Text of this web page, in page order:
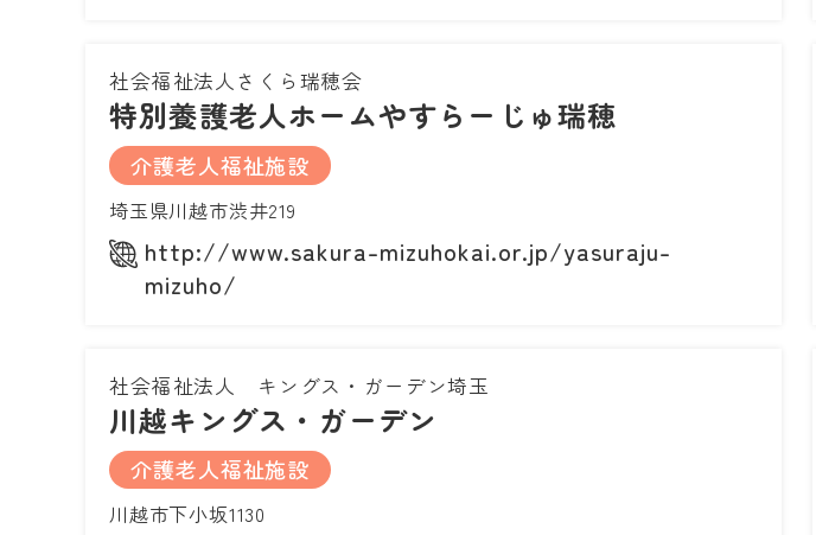
社会福祉法人さくら瑞穂会
特別養護老人ホームやすらーじゅ瑞穂
介護老人福祉施設
埼玉県川越市渋井219
http://www.sakura-mizuhokai.or.jp/yasuraju-
mizuho/
社会福祉法人 キングス・ガーデン埼玉
川越キングス・ガーデン
介護老人福祉施設
川越市下小坂1130